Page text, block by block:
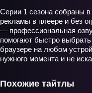
Серии 1 сезона собраны
рекламы в плеере и без
— профессиональная
помогают быстро
браузере на любом
нужного момента и не
Похожие тайтлы